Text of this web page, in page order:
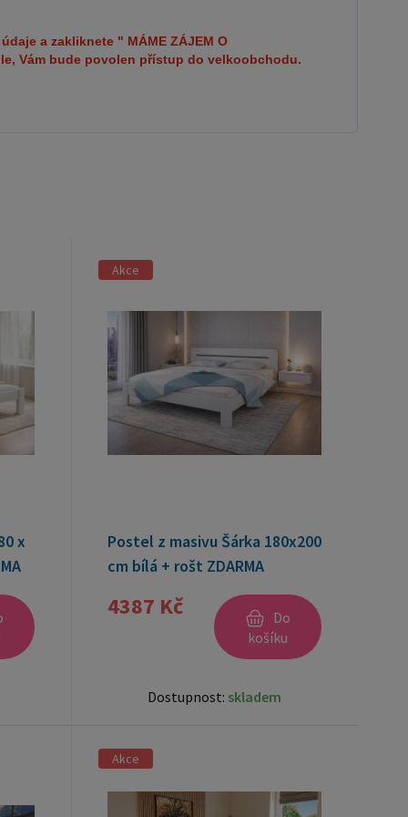
velkoobchodu.
a zakliknete " MÁME ZÁJEM O
Vám bude povolen přístup do velkoobchodu.
x
Akce
Postel z masivu Šárka 180x200
cm bílá + rošt ZDARMA
4387 Kč
Do
košíku
Dostupnost: skladem
Akce